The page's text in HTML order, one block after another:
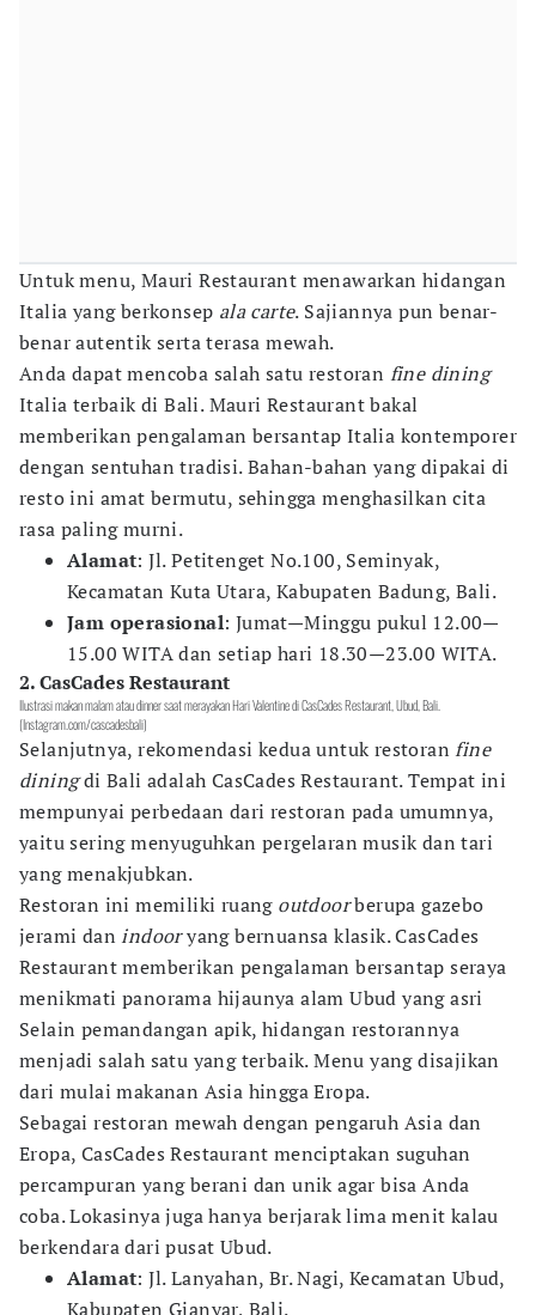
Untuk menu, Mauri Restaurant menawarkan hidangan
Italia yang berkonsep ala carte. Sajiannya pun benar-
benar autentik serta terasa mewah.
Anda dapat mencoba salah satu restoran fine dining
Italia terbaik di Bali. Mauri Restaurant bakal
memberikan pengalaman bersantap Italia kontemporer
dengan sentuhan tradisi. Bahan-bahan yang dipakai di
resto ini amat bermutu, sehingga menghasilkan cita
rasa paling murni.
Alamat: Jl. Petitenget No.100, Seminyak,
Kecamatan Kuta Utara, Kabupaten Badung, Bali.
Jam operasional: Jumat—Minggu pukul 12.00—
15.00 WITA dan setiap hari 18.30—23.00 WITA.
2. CasCades Restaurant
Ilustrasi makan malam atau dinner saat merayakan Hari Valentine di CasCades Restaurant, Ubud, Bali.
(Instagram.com/cascadesbali)
Selanjutnya, rekomendasi kedua untuk restoranfine
diningdi Bali adalah CasCades Restaurant. Tempat ini
mempunyai perbedaan dari restoran pada umumnya,
yaitu sering menyuguhkan pergelaran musik dan tari
yang menakjubkan.
Restoran ini memiliki ruang outdoorberupa gazebo
jerami danindooryang bernuansa klasik. CasCades
Restaurant memberikan pengalaman bersantap seraya
menikmati panorama hijaunya alam Ubud yang asri
Selain pemandangan apik, hidangan restorannya
menjadi salah satu yang terbaik. Menu yang disajikan
dari mulai makanan Asia hingga Eropa.
Sebagai restoran mewah dengan pengaruh Asia dan
Eropa, CasCades Restaurant menciptakan suguhan
percampuran yang berani dan unik agar bisa Anda
coba. Lokasinya juga hanya berjarak lima menit kalau
berkendara dari pusat Ubud.
Alamat: Jl. Lanyahan, Br. Nagi, Kecamatan Ubud,
Kabupaten Gianyar, Bali.